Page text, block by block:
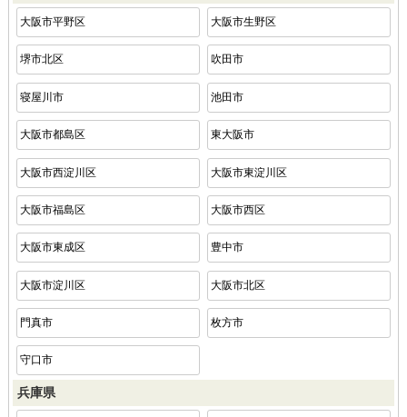
大阪市平野区 大阪市生野区
堺市北区 吹田市
寝屋川市 池田市
大阪市都島区 東大阪市
大阪市西淀川区 大阪市東淀川区
大阪市福島区 大阪市西区
大阪市東成区 豊中市
大阪市淀川区 大阪市北区
門真市 枚方市
守口市
兵庫県